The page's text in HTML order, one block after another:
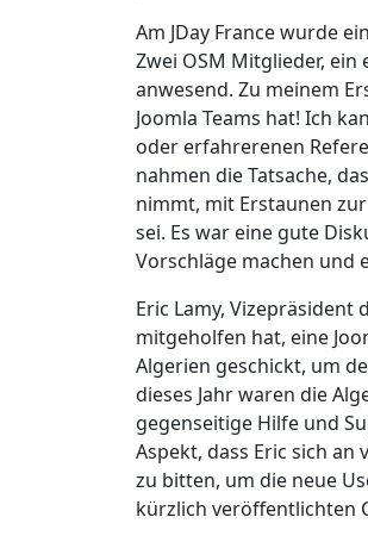
Am JDay France wurde
Zwei OSM Mitglieder,
anwesend. Zu meinem
Joomla Teams hat! Ich
oder erfahrerenen
nahmen die Tatsache,
nimmt, mit Erstaunen
sei. Es war eine gute
Vorschläge machen und
Eric Lamy, Vizepräsident
mitgeholfen hat, eine
Algerien geschickt, um
dieses Jahr waren die
gegenseitige Hilfe und
Aspekt, dass Eric sich
zu bitten, um die neue
kürzlich veröffentlichten